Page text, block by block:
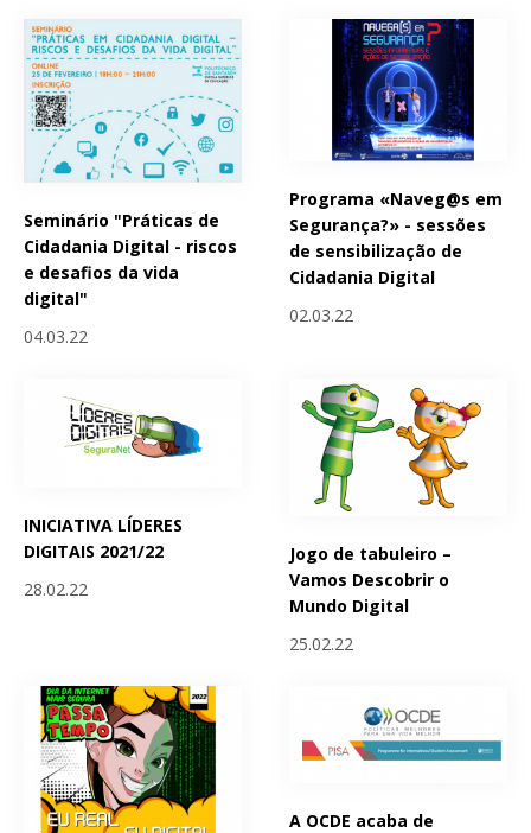
Seminário "Práticas de
Cidadania Digital - riscos
e desafios da vida
digital"
04.03.22
Programa «Naveg@s em
Segurança?» - sessões
de sensibilização de
Cidadania Digital
02.03.22
INICIATIVA LÍDERES
DIGITAIS 2021/22
28.02.22
Jogo de tabuleiro –
Vamos Descobrir o
Mundo Digital
25.02.22
A OCDE acaba de